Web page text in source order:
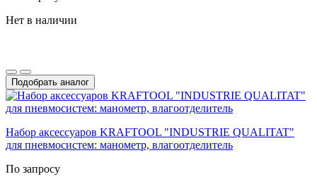
Нет в наличии
Подобрать аналог
Набор аксессуаров KRAFTOOL "INDUSTRIE QUALITAT"
для пневмосистем: манометр, влагоотделитель
По запросу